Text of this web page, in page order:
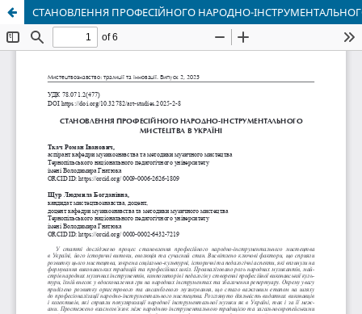
СТАНОВЛЕННЯ ПРОФЕСІЙНОГО НАРОДНО-